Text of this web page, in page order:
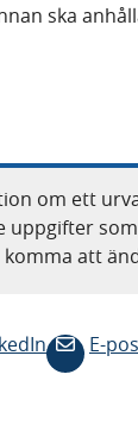
ska
om ett
uppgifter
att
E-